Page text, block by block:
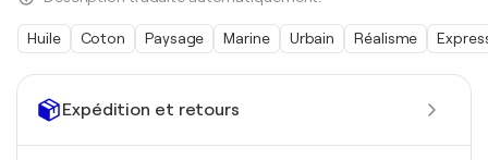
Expédition et retours
Huile Coton Paysage Marine Urbain Réalisme